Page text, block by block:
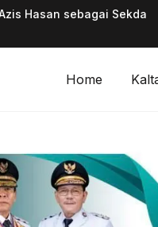
Hasan sebagai Sekda
Home